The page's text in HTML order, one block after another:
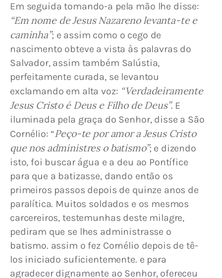
Em seguida tomando-a pela mão lhe disse:
“Em nome de Jesus Nazareno levanta-te e
caminha”; e assim como o cego de
nascimento obteve a vista às palavras do
Salvador, assim também Salústia,
perfeitamente curada, se levantou
exclamando em alta voz: “Verdadeiramente
Jesus Cristo é Deus e Filho de Deus”. E
iluminada pela graça do Senhor, disse a São
Cornélio: “Peço-te por amor a Jesus Cristo
que nos administres o batismo”; e dizendo
isto, foi buscar água e a deu ao Pontífice
para que a batizasse, dando então os
primeiros passos depois de quinze anos de
paralítica. Muitos soldados e os mesmos
carcereiros, testemunhas deste milagre,
pediram que se lhes administrasse o
batismo. assim o fez Cornélio depois de tê-
los iniciado suficientemente. e para
agradecer dignamente ao Senhor, ofereceu